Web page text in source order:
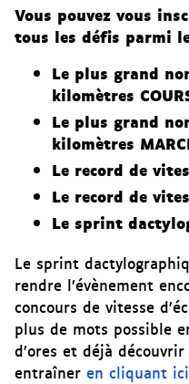
Vous pouvez vous
tous les défis parmi
Le plus grand
kilomètres
Le plus grand
kilomètres
Le record de
Le record de
Le sprint
Le sprint
rendre l’évènement
concours de vitesse
plus de mots possible
d’ores et déjà
entraîner en cliquant ici